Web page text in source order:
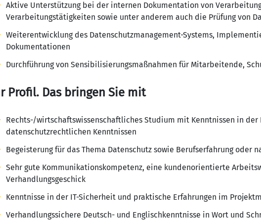
Aktive Unterstützung bei der internen Dokumentation von
Verarbeitungstätigkeiten sowie unter anderem auch die Prüfung von
Weiterentwicklung des Datenschutzmanagement-Systems,
Dokumentationen
Durchführung von Sensibilisierungsmaßnahmen für Mitarbeitende,
Profil. Das bringen Sie mit
Rechts-/wirtschaftswissenschaftliches Studium mit Kenntnissen in
datenschutzrechtlichen Kenntnissen
Begeisterung für das Thema Datenschutz sowie Berufserfahrung oder
Sehr gute Kommunikationskompetenz, eine kundenorientierte
Verhandlungsgeschick
Kenntnisse in der IT-Sicherheit und praktische Erfahrungen im
Verhandlungssichere Deutsch- und Englischkenntnisse in Wort und